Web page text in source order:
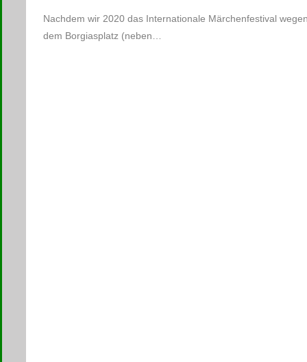
Nachdem wir 2020 das Internationale Märchenfestival
dem Borgiasplatz (neben…